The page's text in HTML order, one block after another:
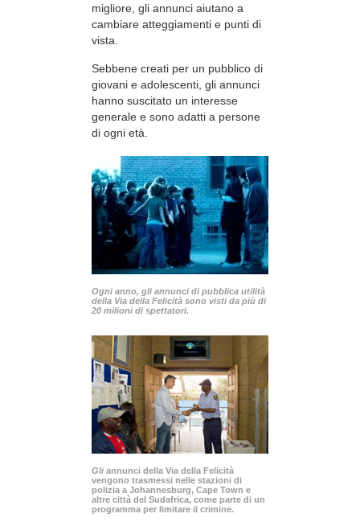
migliore, gli annunci aiutano a
cambiare atteggiamenti e punti di
vista.
Sebbene creati per un pubblico di
giovani e adolescenti, gli annunci
hanno suscitato un interesse
generale e sono adatti a persone
di ogni età.
Ogni anno, gli annunci di pubblica utilità
della Via della Felicità sono visti da più di
20 milioni di spettatori.
Gli annunci della Via della Felicità
vengono trasmessi nelle stazioni di
polizia a Johannesburg, Cape Town e
altre città del Sudafrica, come parte di un
programma per limitare il crimine.